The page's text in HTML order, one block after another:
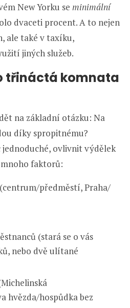
New Yorku se minimální
dvaceti procent. A to nejen
ale také v taxíku,
jiných služeb.
třináctá komnata
na základní otázku: Na
díky spropitnému?
ovlivnit výdělek
faktorů:
předměstí, Praha/
(stará se o vás
nebo dvě ulítané
hvězda/hospůdka bez